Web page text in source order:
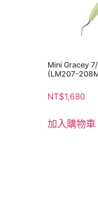
Mini Gracey
(LM207-
NT$1,680
加入購物車